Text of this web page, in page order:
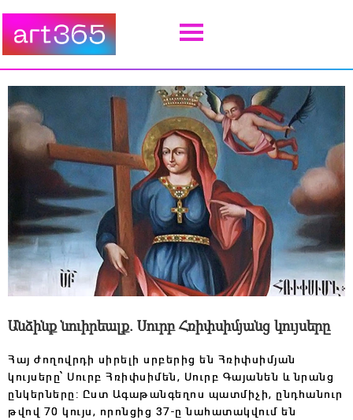
Անձինք նուիրեալք. Սուրբ Հռիփսիմյանց կույսերը
Հայ ժողովրդի սիրելի սրբերից են Հռիփսիմյան
կույսերը՝ Սուրբ Հռիփսիմեն, Սուրբ Գայանեն և նրանց
ընկերները: Ըստ Ագաթանգեղոս պատմիչի, ընդհանուր
թվով 70 կույս, որոնցից 37-ը նահատակվում են